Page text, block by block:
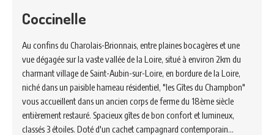
Coccinelle
Au confins du Charolais-Brionnais, entre plaines bocagères et une
vue dégagée sur la vaste vallée de la Loire, situé à environ 2km du
charmant village de Saint-Aubin-sur-Loire, en bordure de la Loire,
niché dans un paisible hameau résidentiel, "les Gîtes du Champbon"
vous accueillent dans un ancien corps de ferme du 18ème siècle
entièrement restauré. Spacieux gîtes de bon confort et lumineux,
classés 3 étoiles. Doté d'un cachet campagnard contemporain…